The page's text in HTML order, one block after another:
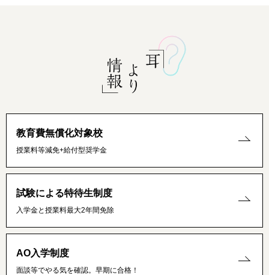
教育費無償化対象校
授業料等減免+給付型奨学金
試験による特待生制度
入学金と授業料最大2年間免除
AO入学制度
面談等でやる気を確認。早期に合格！